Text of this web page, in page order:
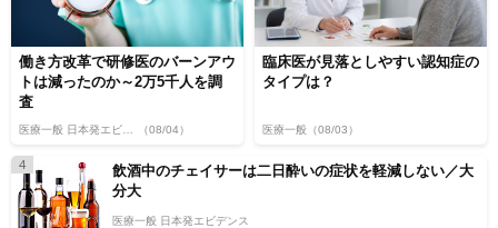
働き方改革で研修医のバーンアウ
トは減ったのか～2万5千人を調
査
（08/04）
臨床医が見落としやすい認知症の
タイプは？
医療一般 （08/03）
4
飲酒中のチェイサーは二日酔いの症状を軽減しない／大
分大
医療一般 日本発エビデンス